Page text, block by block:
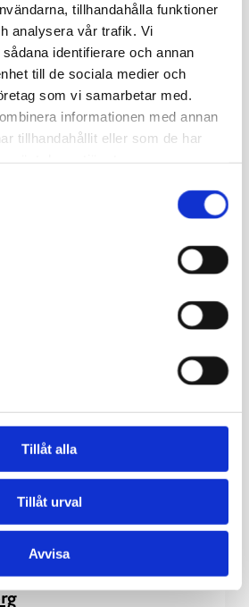
tillhandahålla funktioner
analysera vår trafik. Vi
identifierare och annan
till de sociala medier och
som vi samarbetar med.
informationen med annan
tillhandahållit eller som de har
Tillåt alla
Tillåt urval
Avvisa
av stenkross vid
fredag kl. 7-23, tre veckor
om invasiva arter är